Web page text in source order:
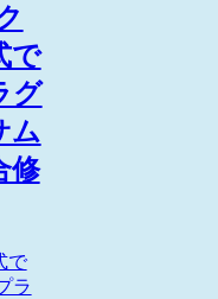
で
グ
ム
修
で
ラ